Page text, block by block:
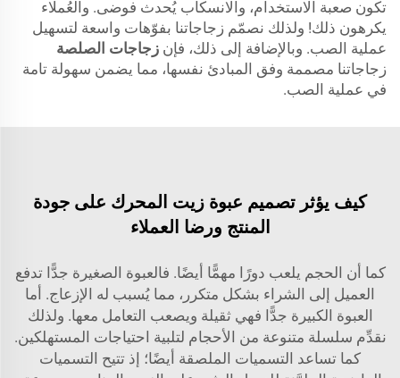
تكون صعبة الاستخدام، والانسكاب يُحدث فوضى. والعُملاء
يكرهون ذلك! ولذلك نصمّم زجاجاتنا بفوّهات واسعة لتسهيل
عملية الصب. وبالإضافة إلى ذلك، فإن زجاجات الصلصة
زجاجاتنا مصممة وفق المبادئ نفسها، مما يضمن سهولة تامة
في عملية الصب.
كيف يؤثر تصميم عبوة زيت المحرك على جودة
المنتج ورضا العملاء
كما أن الحجم يلعب دورًا مهمًّا أيضًا. فالعبوة الصغيرة جدًّا تدفع
العميل إلى الشراء بشكل متكرر، مما يُسبب له الإزعاج. أما
العبوة الكبيرة جدًّا فهي ثقيلة ويصعب التعامل معها. ولذلك
نقدِّم سلسلة متنوعة من الأحجام لتلبية احتياجات المستهلكين.
كما تساعد التسميات الملصقة أيضًا؛ إذ تتيح التسميات